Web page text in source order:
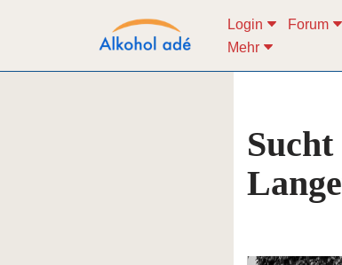
Inhalt
Login Forum
Mehr